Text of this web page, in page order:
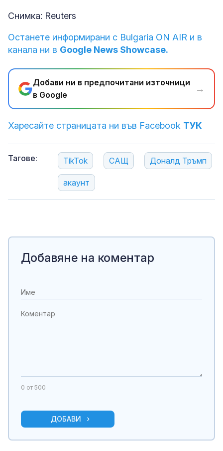
Снимка: Reuters
Останете информирани с Bulgaria ON AIR и в
канала ни в Google News Showcase.
Добави ни в предпочитани източници
в Google
→
Харесайте страницата ни във Facebook ТУК
Тагове: TikTok САЩ Доналд Тръмп
акаунт
Добавяне на коментар
0 от 500
ДОБАВИ